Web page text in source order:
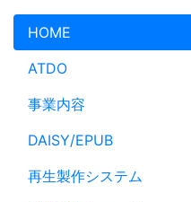
メインコンテンツへスキップ
HOME
ATDO
事業内容
DAISY/EPUB
再生製作システム